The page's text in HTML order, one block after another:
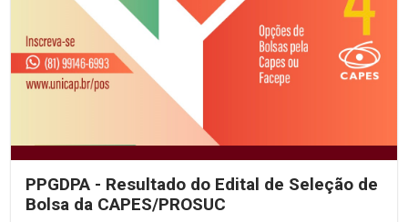
PPGDPA - Resultado do Edital de Seleção de
Bolsa da CAPES/PROSUC